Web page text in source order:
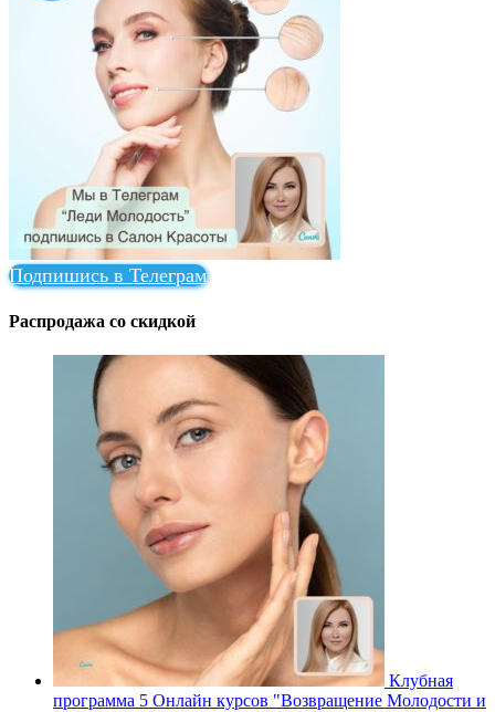
Подпишись в Телеграм
Распродажа со скидкой
Клубная
программа 5 Онлайн курсов "Возвращение Молодости и